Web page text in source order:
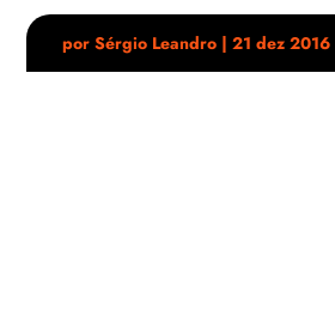
porSérgio Leandro |21 dez 2016